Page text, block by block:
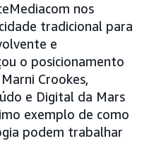
nos
tradicional para
e
o posicionamento
Crookes,
e Digital da Mars
exemplo de como
podem trabalhar